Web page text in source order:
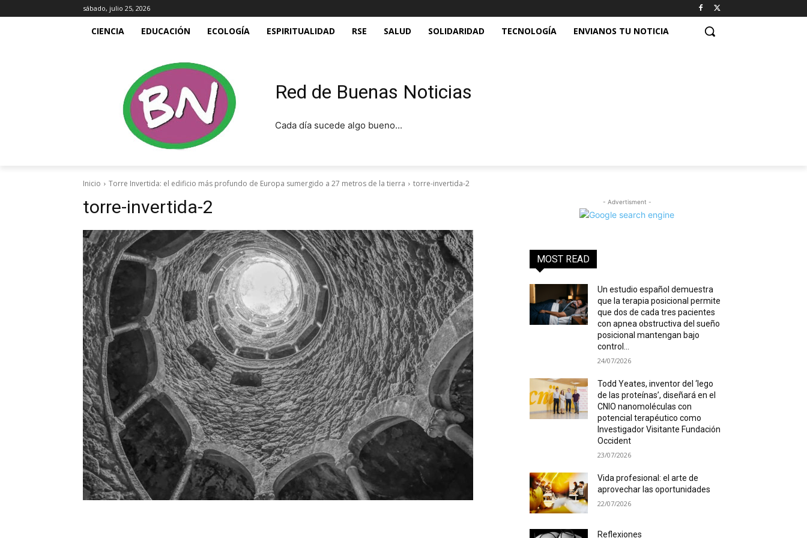
sábado, julio 25, 2026
CIENCIA EDUCACIÓN ECOLOGÍA ESPIRITUALIDAD RSE SALUD SOLIDARIDAD TECNOLOGÍA ENVIANOS TU NOTICIA
Red de Buenas Noticias
Cada día sucede algo bueno...
Inicio Torre Invertida: el edificio más profundo de Europa sumergido a 27 metros de la tierra torre-invertida-2
torre-invertida-2 - Advertisment -
MOST READ
Un estudio español demuestra
que la terapia posicional permite
que dos de cada tres pacientes
con apnea obstructiva del sueño
posicional mantengan bajo
control...
24/07/2026
Todd Yeates, inventor del ‘lego
de las proteínas’, diseñará en el
CNIO nanomoléculas con
potencial terapéutico como
Investigador Visitante Fundación
Occident
23/07/2026
Vida profesional: el arte de
aprovechar las oportunidades
22/07/2026
Reflexiones